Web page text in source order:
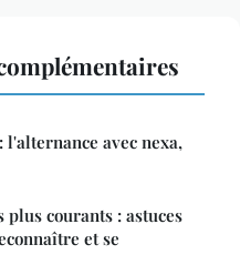
avec nexa,
courants : astuces
et se